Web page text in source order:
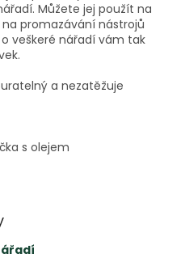
Můžete jej použít na
promazávání nástrojů
veškeré nářadí vám tak
a nezatěžuje
s olejem